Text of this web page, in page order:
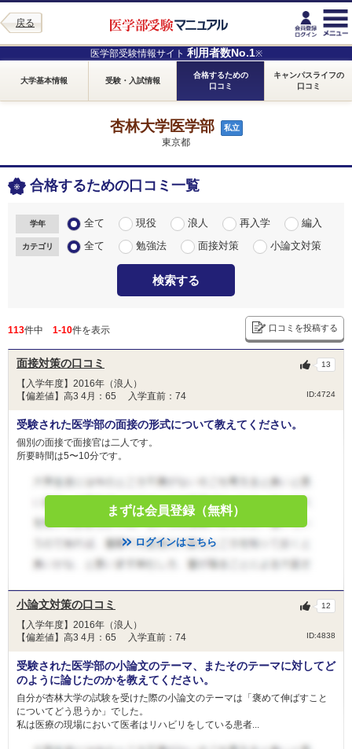
戻る
医学部受験情報サイト 利用者数No.1※
大学基本情報 受験・入試情報
合格するための
口コミ
キャンパスライフの
口コミ
杏林大学医学部 私立
東京都
合格するための口コミ一覧
学年 全て 現役 浪人 再入学 編入
カテゴリ 全て 勉強法 面接対策 小論文対策
検索する
113件中 1-10件を表示 口コミを投稿する
面接対策の口コミ
【入学年度】2016年（浪人）
【偏差値】高3 4月：65 入学直前：74
ID:4724
13
受験された医学部の面接の形式について教えてください。
個別の面接で面接官は二人です。
所要時間は5〜10分です。
まずは会員登録（無料）
ログインはこちら
小論文対策の口コミ
【入学年度】2016年（浪人）
【偏差値】高3 4月：65 入学直前：74
ID:4838
12
受験された医学部の小論文のテーマ、またそのテーマに対してど
のように論じたのかを教えてください。
自分が杏林大学の試験を受けた際の小論文のテーマは「褒めて伸ばすこと
についてどう思うか」でした。
私は医療の現場において医者はリハビリをしている患者...